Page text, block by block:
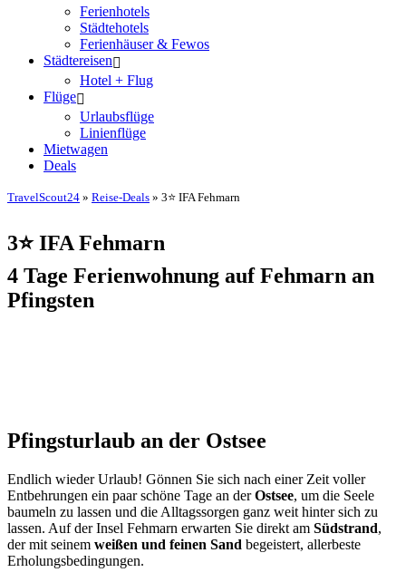
Ferienhotels
Städtehotels
Ferienhäuser & Fewos
Städtereisen
Hotel + Flug
Flüge
Urlaubsflüge
Linienflüge
Mietwagen
Deals
TravelScout24 » Reise-Deals » 3⭐ IFA Fehmarn
3⭐ IFA Fehmarn
4 Tage Ferienwohnung auf Fehmarn an
Pfingsten
Pfingsturlaub an der Ostsee
Endlich wieder Urlaub! Gönnen Sie sich nach einer Zeit voller
Entbehrungen ein paar schöne Tage an derOstsee, um die Seele
baumeln zu lassen und die Alltagssorgen ganz weit hinter sich zu
lassen. Auf der Insel Fehmarn erwarten Sie direkt am Südstrand,
der mit seinem weißen und feinen Sand begeistert, allerbeste
Erholungsbedingungen.